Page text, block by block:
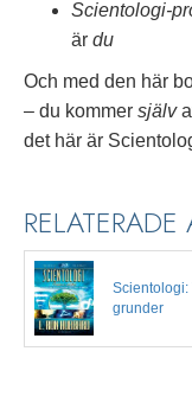
Scientologi-
är du
Och med den här
– du kommer själv
det här är
RELATERADE
Scientologi:
grunder